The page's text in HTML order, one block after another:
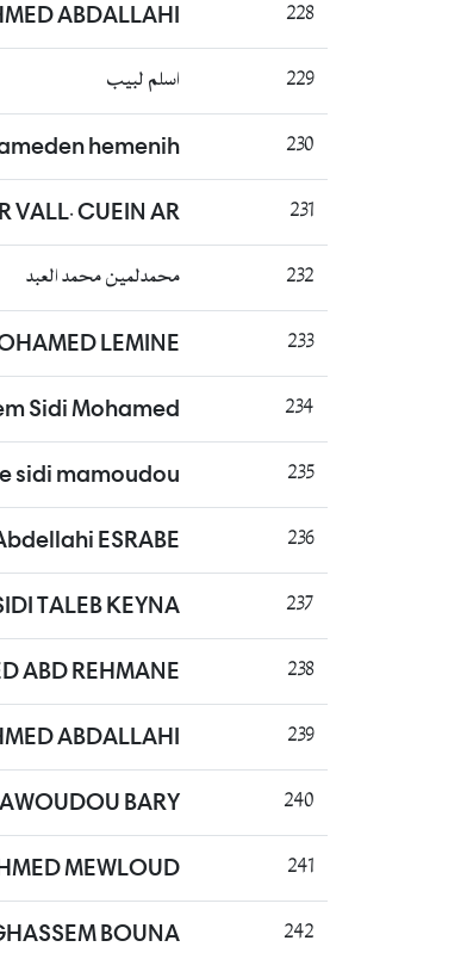
228
ABDALLAHI
229 اسلم لبيب
230
hemenih
231
VALL. CUEIN AR
232 محمدلمين محمد العبد
233
LEMINE
234
Sidi Mohamed
235
sidi mamoudou
236
ESRABE
237
TALEB KEYNA
238
ABD REHMANE
239
ABDALLAHI
240
BARY
241
MEWLOUD
242
BOUNA